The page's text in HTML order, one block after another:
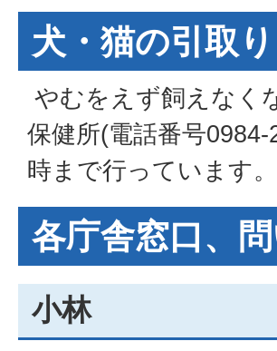
犬・猫の引取り
やむをえず飼えなく
保健所(電話番号
時まで行っています。
各庁舎窓口、
小林